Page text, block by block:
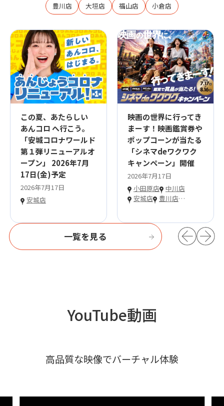
豊川店
大垣店 福山店 小倉店
一覧を見る
この夏、あたらしい
あんコロ へ行こう。
「安城コロナワールド
第１弾リニューアルオ
ープン」 2026年7月
17日(金)予定
2026年7月17日
安城店
映画の世界に行ってき
まーす！映画鑑賞券や
ポップコーンが当たる
「シネマdeワクワク
キャンペーン」開催
2026年7月17日
小田原店
中川店
安城店
豊川店…
YouTube動画
高品質な映像でバーチャル体験